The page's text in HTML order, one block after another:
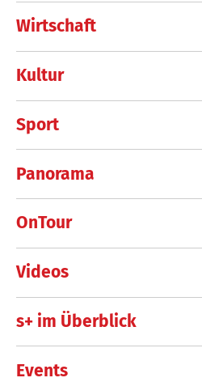
Wirtschaft
Kultur
Sport
Panorama
OnTour
Videos
s+ im Überblick
Events